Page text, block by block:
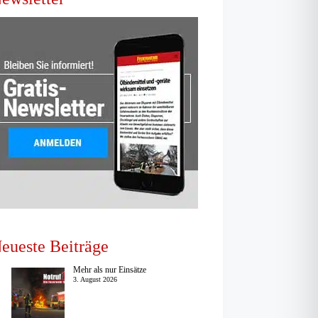
Beiträge
Mehr als nur Einsätze
3. August 2026